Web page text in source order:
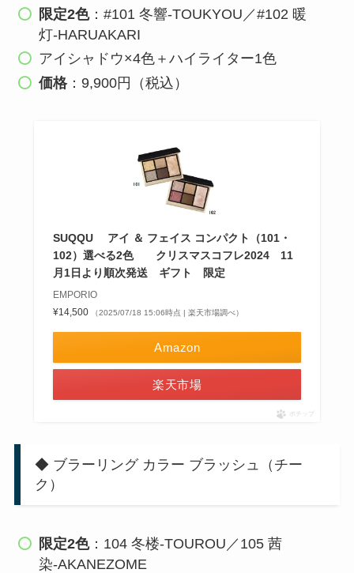
限定2色：#101 冬響‑TOUKYOU／#102 暖
灯‑HARUAKARI
アイシャドウ×4色＋ハイライター1色
価格：9,900円（税込）
SUQQU アイ ＆ フェイス コンパクト（101・
102）選べる2色 クリスマスコフレ2024 11
月1日より順次発送 ギフト 限定
EMPORIO
¥14,500
（2025/07/18 15:06時点 | 楽天市場調べ）
Amazon
楽天市場
ポチップ
◆ ブラーリング カラー ブラッシュ（チー
ク）
限定2色：104 冬楼‑TOUROU／105 茜
染‑AKANEZOME